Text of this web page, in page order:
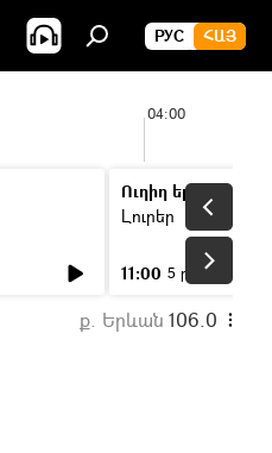
РУС ՀԱՅ
04:00
Ուղիղ եթեր
Լուրեր
11:00 5 ր
ք. Երևան 106.0